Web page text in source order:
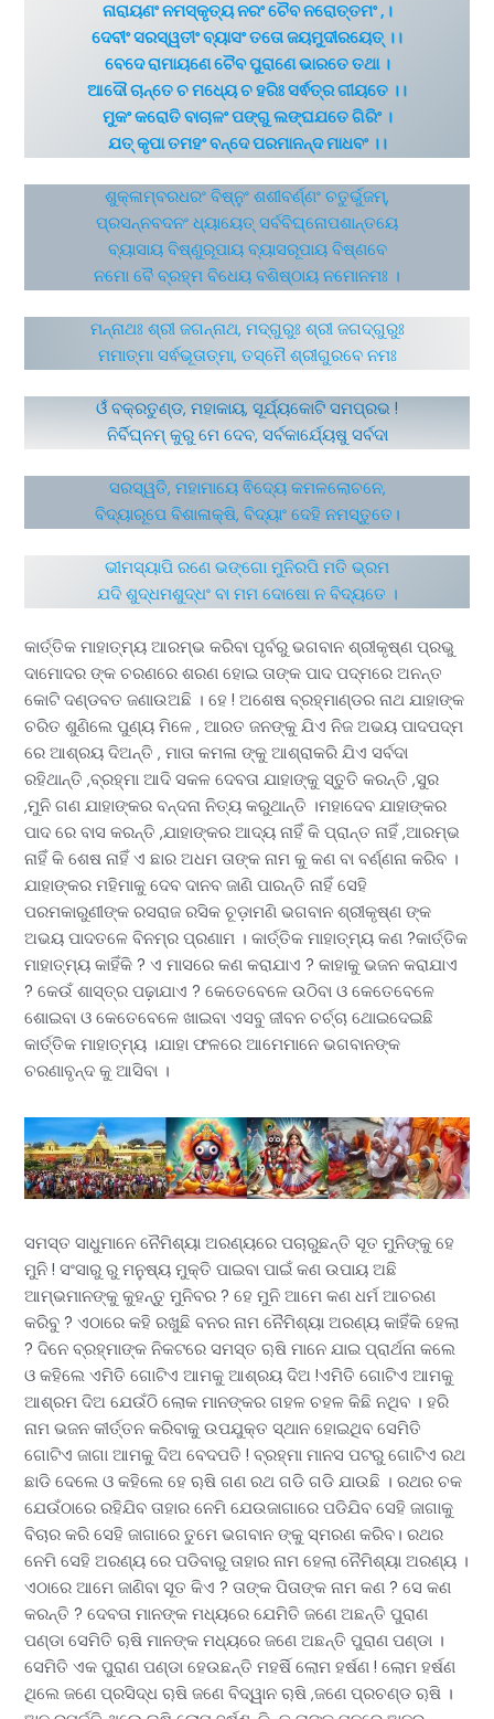
ନାରାୟଣଂ ନମସ୍କୃତ୍ୟ ନରଂ ଚୈବ ନରୋତ୍ତମଂ ,।
ଦେବୀଂ ସରସ୍ୱତୀଂ ବ୍ୟାସଂ ତତୋ ଜୟମୁଦୀରୟେତ୍ ।।
ବେଦେ ରାମାୟଣେ ଚୈବ ପୁରାଣେ ଭାରତେ ତଥା ।
ଆଦୌ ଚାନ୍ତେ ଚ ମଧ୍ୟେ ଚ ହରିଃ ସର୍ଵତ୍ର ଗୀୟତେ ।।
ମୁକଂ କରୋତି ବାଚାଳଂ ପଙ୍ଗୁ ଲଙ୍ଘଯତେ ଗିରିଂ ।
ଯତ୍ କୃପା ତମହଂ ବନ୍ଦେ ପରମାନନ୍ଦ ମାଧବଂ ।।
ଶୁକ୍ଳାମ୍ବରଧରଂ ବିଷ୍ନୁଂ ଶଶୀବର୍ଣ୍ଣଂ ଚତୁର୍ଭୁଜମ୍,
ପ୍ରସନ୍ନବଦନଂ ଧ୍ୟାୟେତ୍ ସର୍ବବିଘ୍ନୋପଶାନ୍ତୟେ
ବ୍ୟାସାୟ ବିଷ୍ଣୁରୂପାୟ ବ୍ୟାସରୂପାୟ ବିଷ୍ଣବେ
ନମୋ ବୈ ବ୍ରହ୍ମ ବିଧେୟ ବଶିଷ୍ଠାୟ ନମୋନମଃ ।
ମନ୍ନାଥଃ ଶ୍ରୀ ଜଗନ୍ନାଥ, ମଦ୍ଗୁରୁଃ ଶ୍ରୀ ଜଗଦ୍ଗୁରୁଃ
ମମାତ୍ମା ସର୍ଵଭୂତାତ୍ମା, ତସ୍ମୈ ଶ୍ରୀଗୁରବେ ନମଃ
ଓଁ ବକ୍ରତୁଣ୍ଡ, ମହାକାୟ, ସୂର୍ଯ୍ୟକୋଟି ସମପ୍ରଭ !
ନିର୍ବିଘ୍ନମ୍ କୁରୁ ମେ ଦେବ, ସର୍ବକାର୍ଯ୍ୟେଷୁ ସର୍ବଦା
ସରସ୍ୱତି, ମହାମାୟେ ଵିଦ୍ୟେ କମଳଲୋଚନେ,
ବିଦ୍ୟାରୂପେ ବିଶାଳାକ୍ଷି, ବିଦ୍ୟାଂ ଦେହି ନମସ୍ତୁତେ।
ଭୀମସ୍ୟାପି ରଣେ ଭଙ୍ଗୋ ମୁନିରପି ମତି ଭ୍ରମ
ଯଦି ଶୁଦ୍ଧମଶୁଦ୍ଧଂ ବା ମମ ଦୋଷୋ ନ ବିଦ୍ୟତେ ।
କାର୍ତ୍ତିକ ମାହାତ୍ମ୍ୟ ଆରମ୍ଭ କରିବା ପୃର୍ବରୁ ଭଗବାନ ଶ୍ରୀକୃଷ୍ଣ ପ୍ରଭୁ
ଦାମୋଦର ଙ୍କ ଚରଣରେ ଶରଣ ହୋଇ ତାଙ୍କ ପାଦ ପଦ୍ମରେ ଅନନ୍ତ
କୋଟି ଦଣ୍ଡବତ ଜଣାଉଅଛି । ହେ ! ଅଶେଷ ବ୍ରହ୍ମାଣ୍ଡର ନାଥ ଯାହାଙ୍କ
ଚରିତ ଶୁଣିଲେ ପୁଣ୍ୟ ମିଳେ , ଆରତ ଜନଙ୍କୁ ଯିଏ ନିଜ ଅଭୟ ପାଦପଦ୍ମ
ରେ ଆଶ୍ରୟ ଦିଅନ୍ତି , ମାତା କମଳା ଙ୍କୁ ଆଶ୍ରାକରି ଯିଏ ସର୍ବଦା
ରହିଥାନ୍ତି ,ବ୍ରହ୍ମା ଆଦି ସକଳ ଦେବତା ଯାହାଙ୍କୁ ସ୍ତୁତି କରନ୍ତି ,ସୁର
,ମୁନି ଗଣ ଯାହାଙ୍କର ବନ୍ଦନା ନିତ୍ୟ କରୁଥାନ୍ତି ।ମହାଦେବ ଯାହାଙ୍କର
ପାଦ ରେ ବାସ କରନ୍ତି ,ଯାହାଙ୍କର ଆଦ୍ୟ ନାହିଁ କି ପ୍ରାନ୍ତ ନାହିଁ ,ଆରମ୍ଭ
ନାହିଁ କି ଶେଷ ନାହିଁ ଏ ଛାର ଅଧମ ତାଙ୍କ ନାମ କୁ କଣ ବା ବର୍ଣ୍ଣନା କରିବ ।
ଯାହାଙ୍କର ମହିମାକୁ ଦେବ ଦାନବ ଜାଣି ପାରନ୍ତି ନାହିଁ ସେହି
ପରମକାରୁଣୀଙ୍କ ରସରାଜ ରସିକ ଚୂଡ଼ାମଣି ଭଗବାନ ଶ୍ରୀକୃଷ୍ଣ ଙ୍କ
ଅଭୟ ପାଦତଳେ ବିନମ୍ର ପ୍ରଣାମ । କାର୍ତ୍ତିକ ମାହାତ୍ମ୍ୟ କଣ ?କାର୍ତ୍ତିକ
ମାହାତ୍ମ୍ୟ କାହିଁକି ? ଏ ମାସରେ କଣ କରାଯାଏ ? କାହାକୁ ଭଜନ କରାଯାଏ
? କେଉଁ ଶାସ୍ତ୍ର ପଢ଼ାଯାଏ ? କେତେବେଳେ ଉଠିବା ଓ କେତେବେଳେ
ଶୋଇବା ଓ କେତେବେଳେ ଖାଇବା ଏସବୁ ଜୀବନ ଚର୍ଚ୍ଚା ଥୋଇଦେଇଛି
କାର୍ତ୍ତିକ ମାହାତ୍ମ୍ୟ ।ଯାହା ଫଳରେ ଆମେମାନେ ଭଗବାନଙ୍କ
ଚରଣାବୃନ୍ଦ କୁ ଆସିବା ।
ସମସ୍ତ ସାଧୁମାନେ ନୈମିଶ୍ୟା ଅରଣ୍ୟରେ ପଚାରୁଛନ୍ତି ସୂତ ମୁନିଙ୍କୁ ହେ
ମୁନି ! ସଂସାରୁ ରୁ ମନୁଷ୍ୟ ମୁକ୍ତି ପାଇବା ପାଇଁ କଣ ଉପାୟ ଅଛି
ଆମ୍ଭମାନଙ୍କୁ କୁହନ୍ତୁ ମୁନିବର ? ହେ ମୁନି ଆମେ କଣ ଧର୍ମ ଆଚରଣ
କରିବୁ ? ଏଠାରେ କହି ରଖୁଛି ବନର ନାମ ନୈମିଶ୍ୟା ଅରଣ୍ୟ କାହିଁକି ହେଲା
? ଦିନେ ବ୍ରହ୍ମାଙ୍କ ନିକଟରେ ସମସ୍ତ ୠଷି ମାନେ ଯାଇ ପ୍ରାର୍ଥନା କଲେ
ଓ କହିଲେ ଏମିତି ଗୋଟିଏ ଆମକୁ ଆଶ୍ରୟ ଦିଅ !ଏମିତି ଗୋଟିଏ ଆମକୁ
ଆଶ୍ରମ ଦିଅ ଯେଉଁଠି ଲୋକ ମାନଙ୍କର ଗହଳ ଚହଳ କିଛି ନଥିବ । ହରି
ନାମ ଭଜନ କୀର୍ତ୍ତନ କରିବାକୁ ଉପଯୁକ୍ତ ସ୍ଥାନ ହୋଇଥିବ ସେମିତି
ଗୋଟିଏ ଜାଗା ଆମକୁ ଦିଅ ବେଦପତି ! ବ୍ରହ୍ମା ମାନସ ପଟରୁ ଗୋଟିଏ ରଥ
ଛାଡି ଦେଲେ ଓ କହିଲେ ହେ ୠଷି ଗଣ ରଥ ଗଡି ଗଡି ଯାଉଛି । ରଥର ଚକ
ଯେଉଁଠାରେ ରହିଯିବ ତାହାର ନେମି ଯେଉଜାଗାରେ ପଡିଯିବ ସେହି ଜାଗାକୁ
ବିଚାର କରି ସେହି ଜାଗାରେ ତୁମେ ଭଗବାନ ଙ୍କୁ ସ୍ମରଣ କରିବ। ରଥର
ନେମି ସେହି ଅରଣ୍ୟ ରେ ପଡିବାରୁ ତାହାର ନାମ ହେଲା ନୈମିଶ୍ୟା ଅରଣ୍ୟ ।
ଏଠାରେ ଆମେ ଜାଣିବା ସୂତ କିଏ ? ତାଙ୍କ ପିତାଙ୍କ ନାମ କଣ ? ସେ କଣ
କରନ୍ତି ? ଦେବତା ମାନଙ୍କ ମଧ୍ୟରେ ଯେମିତି ଜଣେ ଅଛନ୍ତି ପୁରାଣ
ପଣ୍ଡା ସେମିତି ୠଷି ମାନଙ୍କ ମଧ୍ୟରେ ଜଣେ ଅଛନ୍ତି ପୁରାଣ ପଣ୍ଡା ।
ସେମିତି ଏକ ପୁରାଣ ପଣ୍ଡା ହେଉଛନ୍ତି ମହର୍ଷି ଲୋମ ହର୍ଷଣ ! ଲୋମ ହର୍ଷଣ
ଥିଲେ ଜଣେ ପ୍ରସିଦ୍ଧ ୠଷି ଜଣେ ବିଦ୍ୱାନ ୠଷି ,ଜଣେ ପ୍ରଚଣ୍ଡ ୠଷି ।